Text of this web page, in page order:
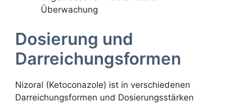
Überwachung
Dosierung und
Darreichungsformen
Nizoral (Ketoconazole) ist in verschiedenen
Darreichungsformen und Dosierungsstärken